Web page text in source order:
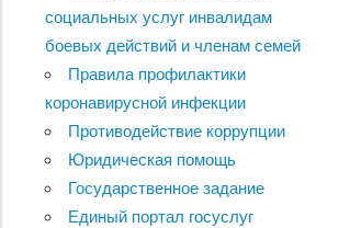
социальных услуг инвалидам
боевых действий и членам семей
Правила профилактики
коронавирусной инфекции
Противодействие коррупции
Юридическая помощь
Государственное задание
Единый портал госуслуг